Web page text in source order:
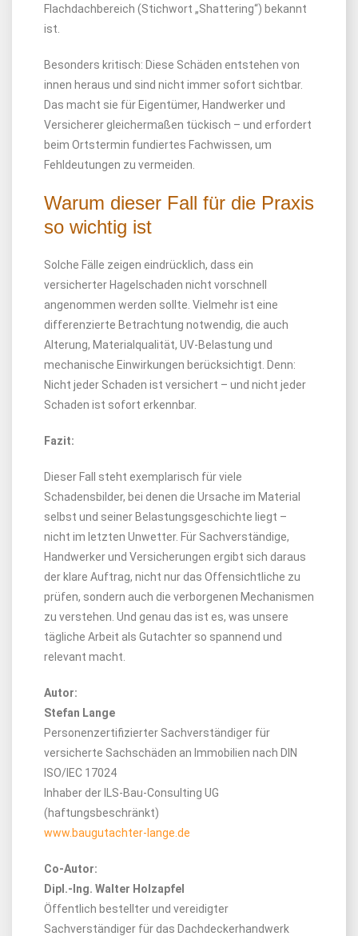
Flachdachbereich (Stichwort „Shattering“) bekannt
ist.
Besonders kritisch: Diese Schäden entstehen von
innen heraus und sind nicht immer sofort sichtbar.
Das macht sie für Eigentümer, Handwerker und
Versicherer gleichermaßen tückisch – und erfordert
beim Ortstermin fundiertes Fachwissen, um
Fehldeutungen zu vermeiden.
Warum dieser Fall für die Praxis
so wichtig ist
Solche Fälle zeigen eindrücklich, dass ein
versicherter Hagelschaden nicht vorschnell
angenommen werden sollte. Vielmehr ist eine
differenzierte Betrachtung notwendig, die auch
Alterung, Materialqualität, UV-Belastung und
mechanische Einwirkungen berücksichtigt. Denn:
Nicht jeder Schaden ist versichert – und nicht jeder
Schaden ist sofort erkennbar.
Fazit:
Dieser Fall steht exemplarisch für viele
Schadensbilder, bei denen die Ursache im Material
selbst und seiner Belastungsgeschichte liegt –
nicht im letzten Unwetter. Für Sachverständige,
Handwerker und Versicherungen ergibt sich daraus
der klare Auftrag, nicht nur das Offensichtliche zu
prüfen, sondern auch die verborgenen Mechanismen
zu verstehen. Und genau das ist es, was unsere
tägliche Arbeit als Gutachter so spannend und
relevant macht.
Autor:
Stefan Lange
Personenzertifizierter Sachverständiger für
versicherte Sachschäden an Immobilien nach DIN
ISO/IEC 17024
Inhaber der ILS-Bau-Consulting UG
(haftungsbeschränkt)
www.baugutachter-lange.de
Co-Autor:
Dipl.-Ing. Walter Holzapfel
Öffentlich bestellter und vereidigter
Sachverständiger für das Dachdeckerhandwerk